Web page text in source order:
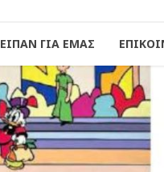
ΕΙΠΑΝ ΓΙΑ ΕΜΑΣ